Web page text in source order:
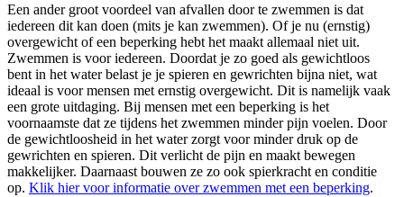
Een ander groot voordeel van afvallen door te zwemmen is dat
iedereen dit kan doen (mits je kan zwemmen). Of je nu (ernstig)
overgewicht of een beperking hebt het maakt allemaal niet uit.
Zwemmen is voor iedereen. Doordat je zo goed als gewichtloos
bent in het water belast je je spieren en gewrichten bijna niet, wat
ideaal is voor mensen met ernstig overgewicht. Dit is namelijk vaak
een grote uitdaging. Bij mensen met een beperking is het
voornaamste dat ze tijdens het zwemmen minder pijn voelen. Door
de gewichtloosheid in het water zorgt voor minder druk op de
gewrichten en spieren. Dit verlicht de pijn en maakt bewegen
makkelijker. Daarnaast bouwen ze zo ook spierkracht en conditie
op. Klik hier voor informatie over zwemmen met een beperking.